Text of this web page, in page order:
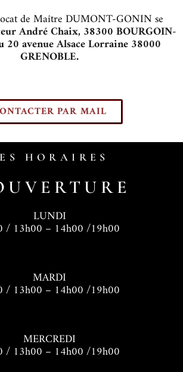
de Maître DUMONT-GONIN se
André Chaix, 38300 BOURGOIN-
20 avenue Alsace Lorraine 38000
GRENOBLE.
PAR MAIL
HORAIRES
LUNDI
/ 13h00 – 14h00 /19h00
MARDI
/ 13h00 – 14h00 /19h00
MERCREDI
/ 13h00 – 14h00 /19h00